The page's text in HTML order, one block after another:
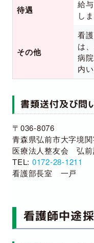
待遇
給
し
その他
看
は
病
内
書類送付及び問
〒036-8076
青森県弘前市大字境
医療法人整友会 弘前
TEL: 0172-28-1211
看護部長室 一戸
看護師中途